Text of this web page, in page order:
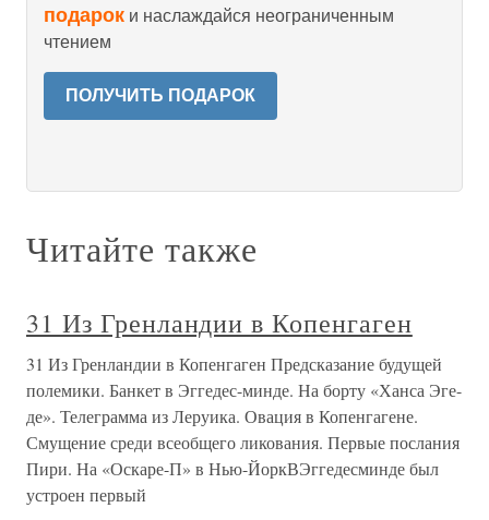
подарок и наслаждайся неограниченным
чтением
ПОЛУЧИТЬ ПОДАРОК
Читайте также
31 Из Гренландии в Копенгаген
31 Из Гренландии в Копенгаген Предсказание будущей
полемики. Банкет в Эггедес-минде. На борту «Ханса Эге-
де». Телеграмма из Леруика. Овация в Копенгагене.
Смущение среди всеобщего ликования. Первые послания
Пири. На «Оскаре-П» в Нью-ЙоркВЭггедесминде был
устроен первый